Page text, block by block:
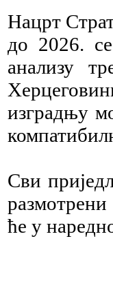
Нацрт
до 2026.
анализу
изградњу
Сви
ће у